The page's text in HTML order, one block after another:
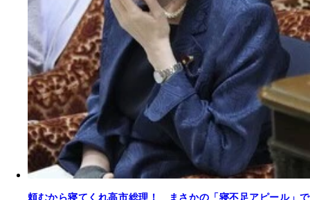
頼むから寝てくれ高市総理！ まさかの「寝不足アピール」で